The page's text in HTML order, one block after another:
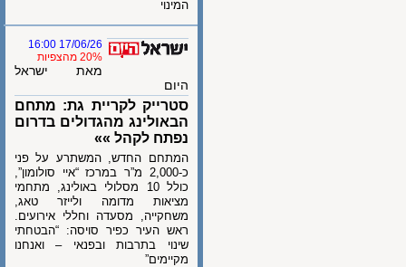
המינוי
17/06/26 16:00
20% מהצפיות
מאת ישראל
היום
סטרייק לקריית גת: מתחם
הבאולינג מהגדולים בדרום
נפתח לקהל »»
המתחם החדש, המשתרע על פני
כ-2,000 מ”ר במרכז “איי סולומון”,
כולל 10 מסלולי באולינג, מתחמי
מציאות מדומה ולייזר טאג,
משחקייה, מסעדה וחללי אירועים.
ראש העיר כפיר סויסה: “הבטחתי
שינוי בתרבות ובפנאי – ואנחנו
מקיימים”